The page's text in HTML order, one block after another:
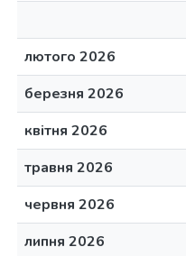
лютого 2026
березня 2026
квітня 2026
травня 2026
червня 2026
липня 2026